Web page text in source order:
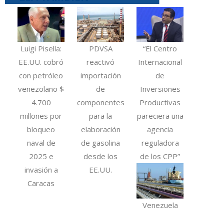
Luigi Pisella:
EE.UU. cobró
con petróleo
venezolano $
4.700
millones por
bloqueo
naval de
2025 e
invasión a
Caracas
PDVSA
reactivó
importación
de
componentes
para la
elaboración
de gasolina
desde los
EE.UU.
“El Centro
Internacional
de
Inversiones
Productivas
pareciera una
agencia
reguladora
de los CPP”
Venezuela